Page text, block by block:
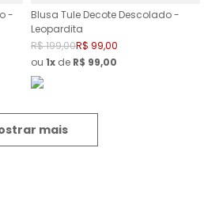
-
Blusa Tule Decote Descolado -
Leopardita
R$199,00R$ 99,00
ou 1 de R$ 99,00
mais